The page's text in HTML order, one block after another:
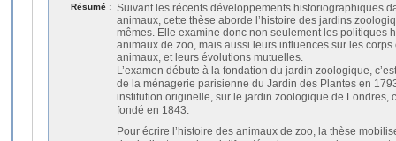
Résumé : Suivant les récents développements historiographiques
animaux, cette thèse aborde l’histoire des jardins
mêmes. Elle examine donc non seulement les politiques
animaux de zoo, mais aussi leurs influences sur les
animaux, et leurs évolutions mutuelles.
L’examen débute à la fondation du jardin zoologique,
de la ménagerie parisienne du Jardin des Plantes en
institution originelle, sur le jardin zoologique de Londres,
fondé en 1843.
Pour écrire l’histoire des animaux de zoo, la thèse